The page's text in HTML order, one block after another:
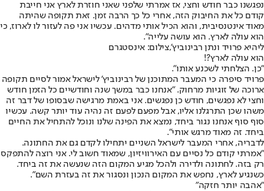
נפגשנו כבר חודש וחצי, אז אמרתי שלפני שאני חוזרת לארץ אני חייבת
קודם כל את החיבוק הזה, אחרי כל כך הרבה זמן. זאת תקופה שהיתה
מאוד אינטנסיבית, והוא הכיל אותי מדהים. עכשיו אני פה לעזור לו לארוז, כי
הוא עולה לארץ. הוא עושה עלייה".
ליהיא פרויד ונתן רבינוביץ',צילום: אינסטגרם
הוא עולה לארץ?!
"כן. הצלחתי לשכנע אותו".
פרויד סיפרה כי המעבר המתוכנן של רבינוביץ' לישראל אמור לסיים תקופה
ארוכה של זוגיות מרחוק. "אנחנו כבר במשך שנה וחודשיים כל הזמן חודש
וחצי לא נפגשים, חודש כן נפגשים. אני באמת מרגישה שבסופו של דבר זה
משהו שכן התרגלנו אליו, אבל מפעם לפעם זה נהיה עוד יותר קשה. עכשיו
סוף סוף אנחנו נגור ביחד, נמצא את הפינה שלנו ונוכל להתחיל את החיים
ביחד. זה מאוד מרגש אותי".
לדבריה, אחרי המעבר לישראל השניים יתחילו לקדם גם את החתונה.
"אמרתי קודם כל נסיים עם האירוויזיון, שמאוד חשוב לי. אני רוצה להתפקס
רק בזה. לחתונה ולדירה ולהכל מגיע המקום הזה שנעשה את זה ביחד.
כשנגיע לארץ, נחפש את המקום הנכון ונסגור את זה בעזרת השם".
"אהבה יותר חזקה"